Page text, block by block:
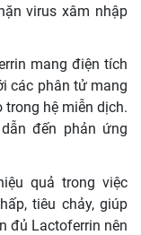
virus xâm nhập
mang điện tích
các phân tử mang
hệ miễn dịch.
đến phản ứng
quả trong việc
tiêu chảy, giúp
đủ Lactoferrin nên